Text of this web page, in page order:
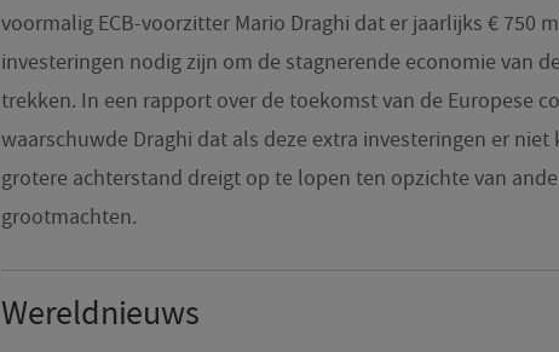
voormalig ECB-voorzitter Mario Draghi dat er jaarlijks € 750
investeringen nodig zijn om de stagnerende economie van
trekken. In een rapport over de toekomst van de Europese
waarschuwde Draghi dat als deze extra investeringen er niet
grotere achterstand dreigt op te lopen ten opzichte van
grootmachten.
Wereldnieuws